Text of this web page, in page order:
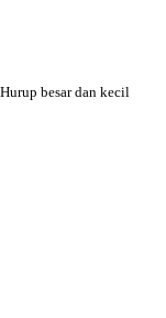
besar dan kecil